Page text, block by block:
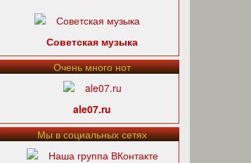
Советская музыка
Очень много нот
ale07.ru
Мы в социальных сетях